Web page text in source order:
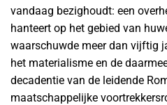
vandaag bezighoudt: een
hanteert op het gebied van
waarschuwde meer dan vijftig
het materialisme en de
decadentie van de leidende
maatschappelijke